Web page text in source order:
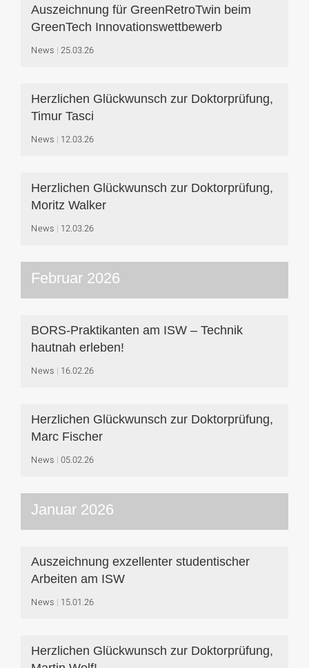
Auszeichnung für GreenRetroTwin beim
GreenTech Innovationswettbewerb
News 25.03.26
Herzlichen Glückwunsch zur Doktorprüfung,
Timur Tasci
News 12.03.26
Herzlichen Glückwunsch zur Doktorprüfung,
Moritz Walker
News 12.03.26
Februar 2026
BORS-Praktikanten am ISW – Technik
hautnah erleben!
News 16.02.26
Herzlichen Glückwunsch zur Doktorprüfung,
Marc Fischer
News 05.02.26
Januar 2026
Auszeichnung exzellenter studentischer
Arbeiten am ISW
News 15.01.26
Herzlichen Glückwunsch zur Doktorprüfung,